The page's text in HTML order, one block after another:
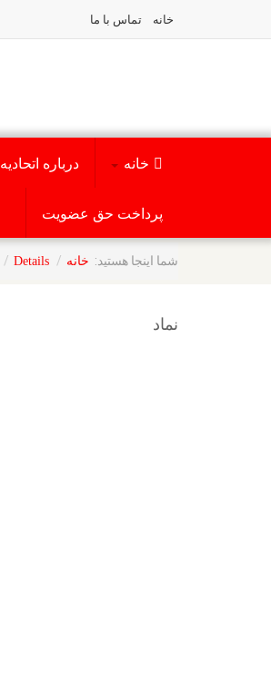
خانه تماس با ما
خانه درباره اتحادیه
پرداخت حق عضویت
شما اینجا هستید: خانه Details
نماد